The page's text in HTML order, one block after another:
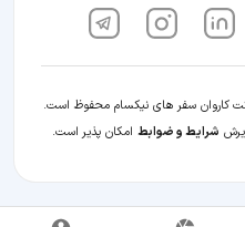
کاروان سفر های نیکسام محفوظ است.
شرایط و ضوابط امکان پذیر است.